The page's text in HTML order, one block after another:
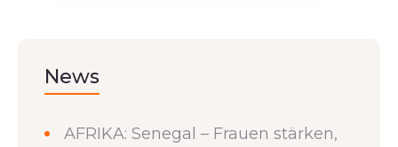
News
AFRIKA: Senegal – Frauen stärken,